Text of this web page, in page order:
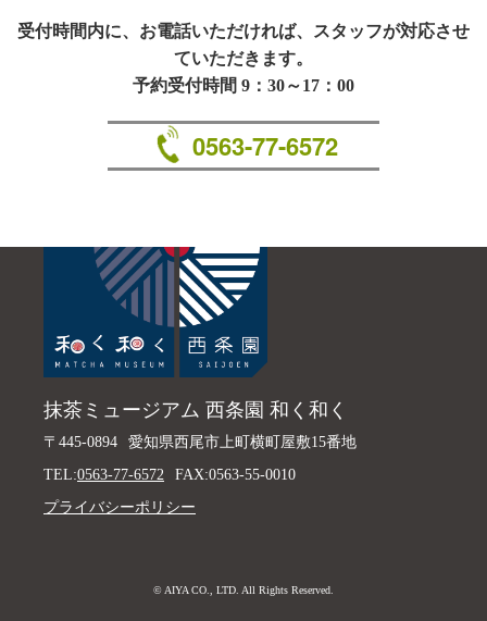
受付時間内に、お電話いただければ、スタッフが対応させ
ていただきます。
予約受付時間 9：30～17：00
0563-77-6572
抹茶ミュージアム 西条園 和く和く
〒445-0894
愛知県西尾市上町横町屋敷15番地
TEL:0563-77-6572
FAX:0563-55-0010
プライバシーポリシー
© AIYA CO., LTD. All Rights Reserved.